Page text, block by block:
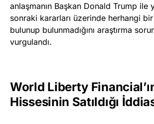
anlaşmanın Başkan Donald Trump ile
sonraki kararları üzerinde herhangi
bulunup bulunmadığını araştırma
vurgulandı.
World Liberty
Hissesinin Satıldığı